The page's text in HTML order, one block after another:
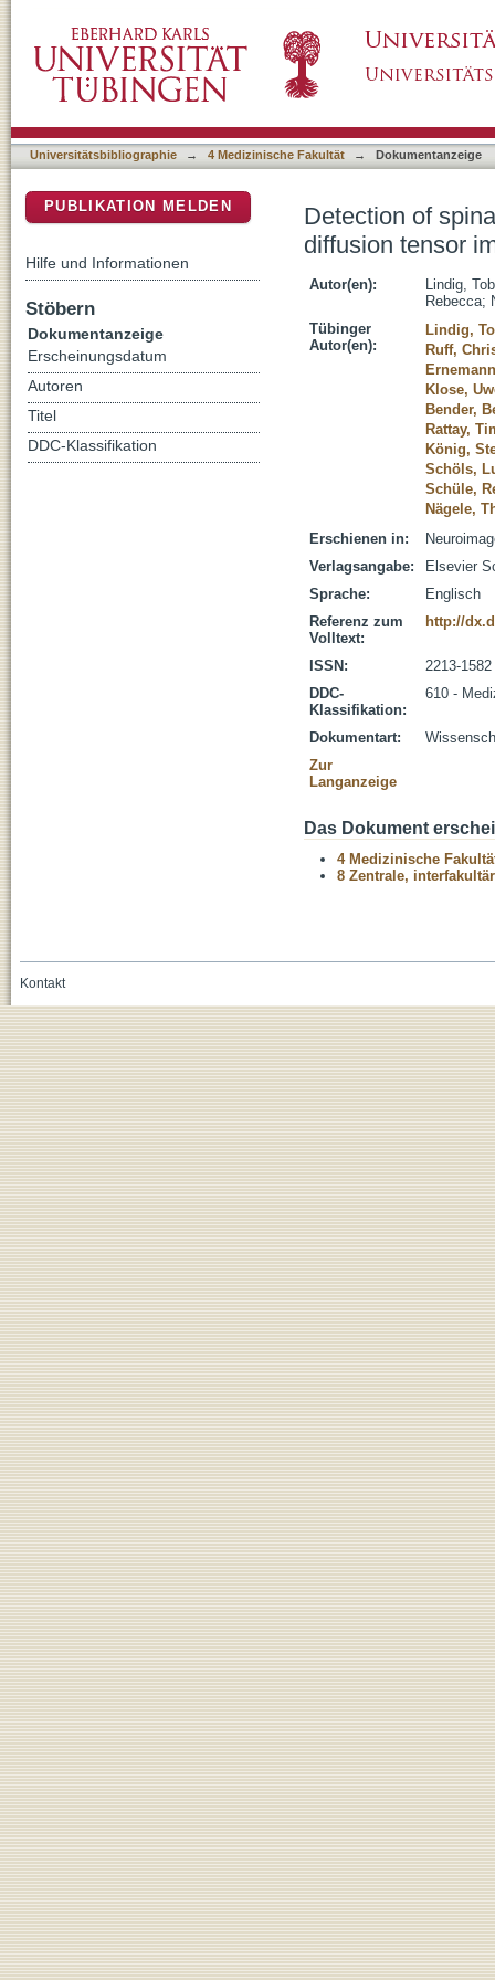
Universitätsbibliographie → 4 Medizinische Fakultät → Dokumentanzeige
Detection of
diffusion tensor
Autor(en):
Lindig,
Rebecca;
Tübinger
Autor(en):
Lindig,
Ruff,
Klose,
Bender,
Rattay,
König,
Schöls,
Schüle,
Nägele,
Erschienen in:
Verlagsangabe:
Elsevier
Sprache:
Englisch
Referenz zum
Volltext:
http://
ISSN:
2213-1582
DDC-
Klassifikation:
610 -
Dokumentart:
Zur
Langanzeige
Das Dokument
4 Medizinische
8 Zentrale,
PUBLIKATION MELDEN
Hilfe und Informationen
Stöbern
Dokumentanzeige
Erscheinungsdatum
Autoren
Titel
DDC-Klassifikation
Kontakt